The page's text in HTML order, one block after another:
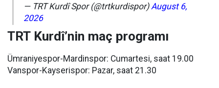
— TRT Kurdî Spor (@trtkurdispor)August 6,
2026
TRT Kurdî’nin maç programı
Ümraniyespor-Mardinspor: Cumartesi, saat 19.00
Vanspor-Kayserispor: Pazar, saat 21.30